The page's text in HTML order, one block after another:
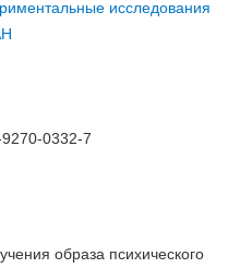
исследования
0332-7
образа психического